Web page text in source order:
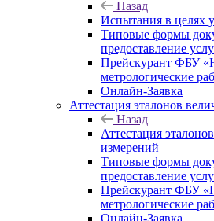
Назад
Испытания в целях
Типовые формы
предоставление
Прейскурант ФБУ
метрологические
Онлайн-Заявка
Аттестация эталонов
Назад
Аттестация
измерений
Типовые формы
предоставление
Прейскурант ФБУ
метрологические
Онлайн-Заявка